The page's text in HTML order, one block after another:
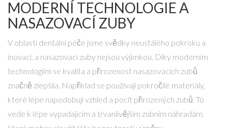
MODERNÍ TECHNOLOGIE A
NASAZOVACÍ ZUBY
V oblasti dentální péče jsme svědky neustálého pokroku a
inovací, a nasazovací zuby nejsou výjimkou. Díky moderním
technologiím se kvalita a přirozenost nasazovacích zubů
značně zlepšila. Například se používají pokročilé materiály,
které lépe napodobují vzhled a pocit přirozených zubů. To
vede k lépe vypadajícím a trvanlivějším zubním náhradám,